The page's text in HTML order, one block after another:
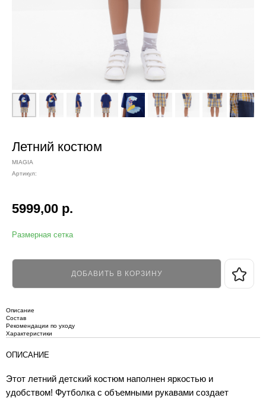
Летний костюм
MIAGIA
Артикул:
5999,00 р.
Размерная сетка
ДОБАВИТЬ В КОРЗИНУ
Описание
Состав
Рекомендации по уходу
Характеристики
ОПИСАНИЕ
Этот летний детский костюм наполнен яркостью и
удобством! Футболка с объемными рукавами создает